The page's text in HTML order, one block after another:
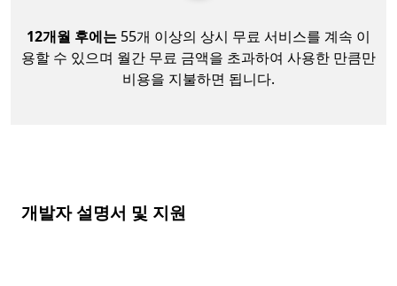
12개월 후에는 55개 이상의 상시 무료 서비스를 계속 이
용할 수 있으며 월간 무료 금액을 초과하여 사용한 만큼만
비용을 지불하면 됩니다.
개발자 설명서 및 지원